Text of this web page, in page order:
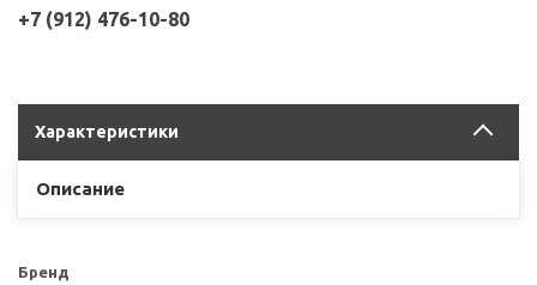
+7 (912) 476-10-80
Характеристики
Описание
Бренд